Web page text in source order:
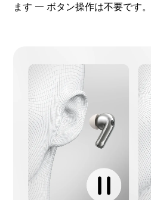
ます — ボタン操作は不要です。